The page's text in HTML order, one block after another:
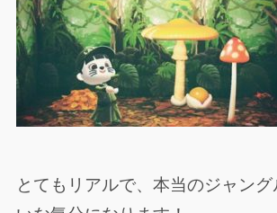
とてもリアルで、本当のジャン